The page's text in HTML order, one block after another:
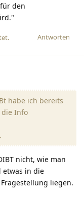
den
Antworten
habe ich bereits
Info
nicht, wie man
in die
liegen.